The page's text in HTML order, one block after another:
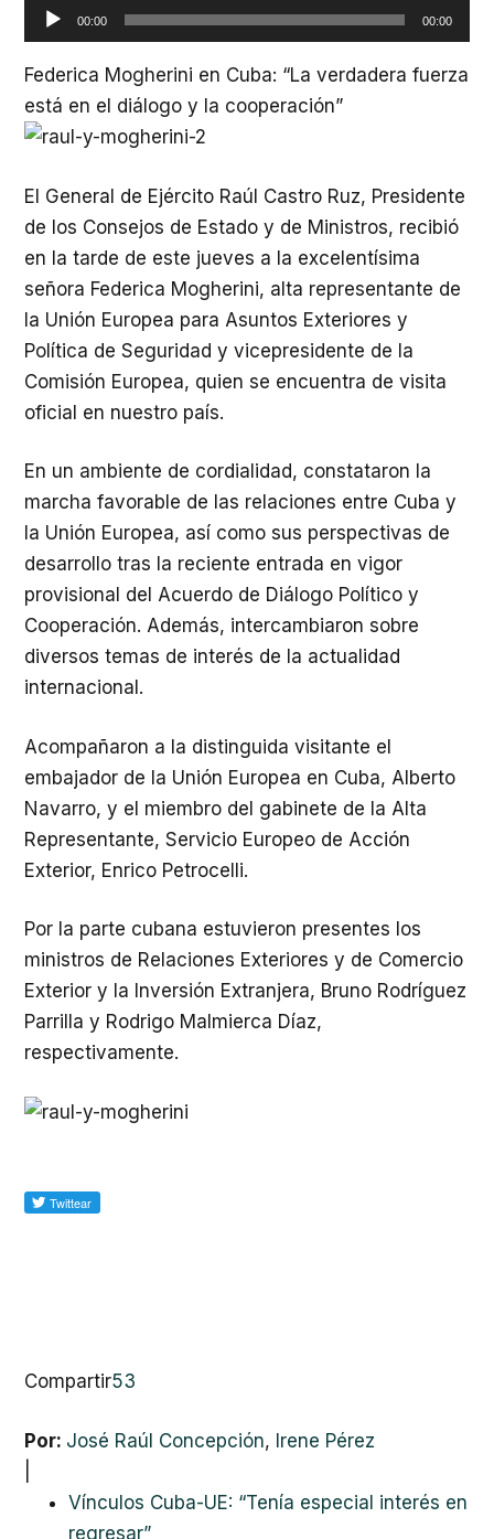
Reproductor
de
audio
00:00 00:00
Federica Mogherini en Cuba: “La verdadera fuerza
está en el diálogo y la cooperación”
El General de Ejército Raúl Castro Ruz, Presidente
de los Consejos de Estado y de Ministros, recibió
en la tarde de este jueves a la excelentísima
señora Federica Mogherini, alta representante de
la Unión Europea para Asuntos Exteriores y
Política de Seguridad y vicepresidente de la
Comisión Europea, quien se encuentra de visita
oficial en nuestro país.
En un ambiente de cordialidad, constataron la
marcha favorable de las relaciones entre Cuba y
la Unión Europea, así como sus perspectivas de
desarrollo tras la reciente entrada en vigor
provisional del Acuerdo de Diálogo Político y
Cooperación. Además, intercambiaron sobre
diversos temas de interés de la actualidad
internacional.
Acompañaron a la distinguida visitante el
embajador de la Unión Europea en Cuba, Alberto
Navarro, y el miembro del gabinete de la Alta
Representante, Servicio Europeo de Acción
Exterior, Enrico Petrocelli.
Por la parte cubana estuvieron presentes los
ministros de Relaciones Exteriores y de Comercio
Exterior y la Inversión Extranjera, Bruno Rodríguez
Parrilla y Rodrigo Malmierca Díaz,
respectivamente.
Compartir53
Por: José Raúl Concepción, Irene Pérez
Vínculos Cuba-UE: “Tenía especial interés en
regresar”